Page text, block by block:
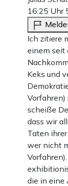
16:25 Uhr
Ich zitiere
einem seit
Keks und
scheiße
dass wir
Taten
wer nicht
die in eine